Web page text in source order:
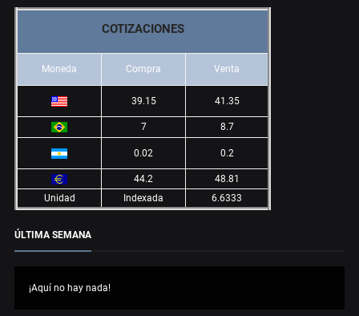
COTIZACIONES
Moneda Compra Venta
39.15 41.35
7 8.7
0.02 0.2
44.2
48.81
Unidad
Indexada 6.6333
ÚLTIMA SEMANA
¡Aquí no hay nada!